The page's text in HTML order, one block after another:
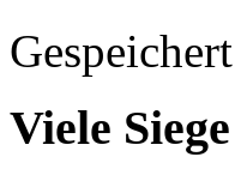
Viele